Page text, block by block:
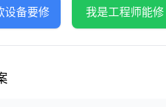
设备要修 我是工程师能修